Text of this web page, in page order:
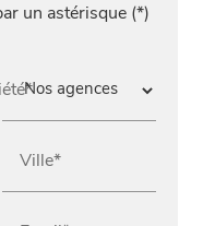
un astérisque (*)
Ville*